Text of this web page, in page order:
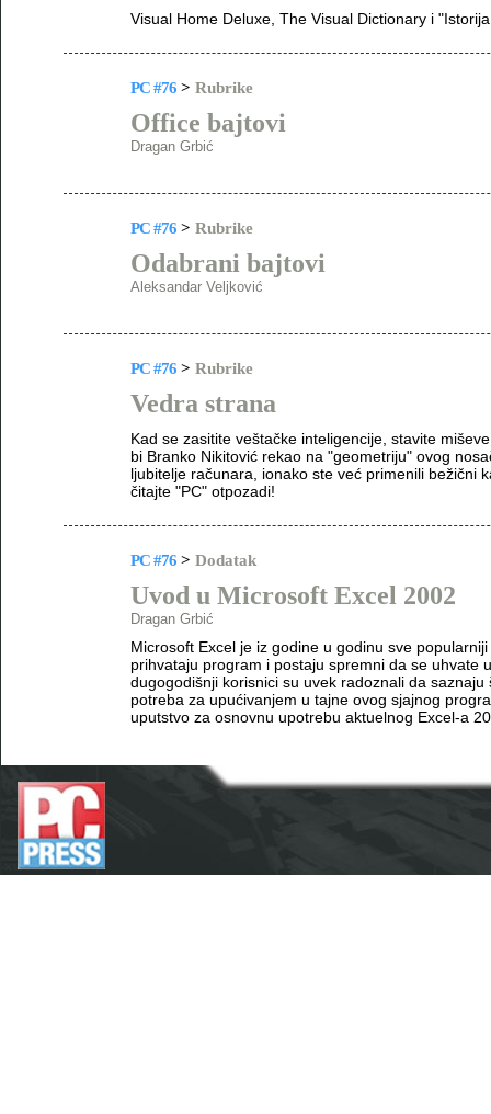
Visual Home Deluxe, The Visual Dictionary i
PC #76 > Rubrike
Office bajtovi
Dragan Grbić
PC #76 > Rubrike
Odabrani bajtovi
Aleksandar Veljković
PC #76 > Rubrike
Vedra strana
Kad se zasitite veštačke inteligencije, stavite
bi Branko Nikitović rekao na "geometriju" ovog
ljubitelje računara, ionako ste već primenili bežični
čitajte "PC" otpozadi!
PC #76 > Dodatak
Uvod u Microsoft Excel 2002
Dragan Grbić
Microsoft Excel je iz godine u godinu sve
prihvataju program i postaju spremni da se uhvate
dugogodišnji korisnici su uvek radoznali da
potreba za upućivanjem u tajne ovog sjajnog
uputstvo za osnovnu upotrebu aktuelnog Excel-a